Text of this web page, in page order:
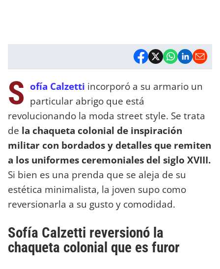
S ofía Calzetti incorporó a su armario un
particular abrigo que está
revolucionando la moda street style. Se trata
de la chaqueta colonial de inspiración
militar con bordados y detalles que remiten
a los uniformes ceremoniales del siglo XVIII.
Si bien es una prenda que se aleja de su
estética minimalista, la joven supo como
reversionarla a su gusto y comodidad.
Sofía Calzetti reversionó la
chaqueta colonial que es furor